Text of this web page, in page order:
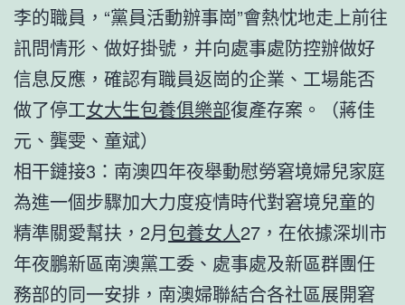
李的職員，“黨員活動辦事崗”會熱忱地走上前往
訊問情形、做好掛號，并向處事處防控辦做好
信息反應，確認有職員返崗的企業、工場能否
做了停工女大生包養俱樂部復產存案。（蔣佳
元、龔雯、童斌）
相干鏈接3：南澳四年夜舉動慰勞窘境婦兒家庭
為進一個步驟加大力度疫情時代對窘境兒童的
精準關愛幫扶，2月包養女人27，在依據深圳市
年夜鵬新區南澳黨工委、處事處及新區群團任
務部的同一安排，南澳婦聯結合各社區展開窘